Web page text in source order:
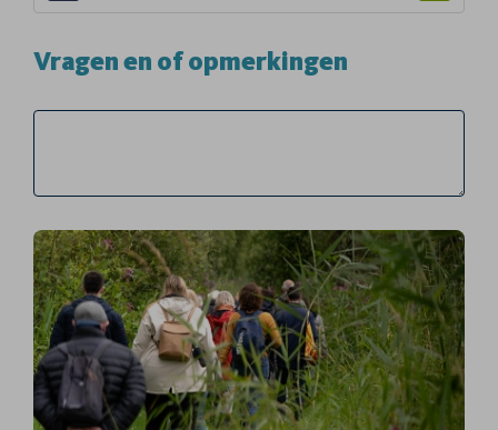
Vragen en of opmerkingen